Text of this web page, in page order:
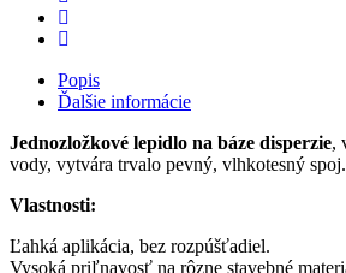
Popis
Ďalšie informácie
Jednozložkové lepidlo na báze disperzie,
vody, vytvára trvalo pevný, vlhkotesný spoj.
Vlastnosti:
Ľahká aplikácia, bez rozpúšťadiel.
Vysoká priľnavosť na rôzne stavebné